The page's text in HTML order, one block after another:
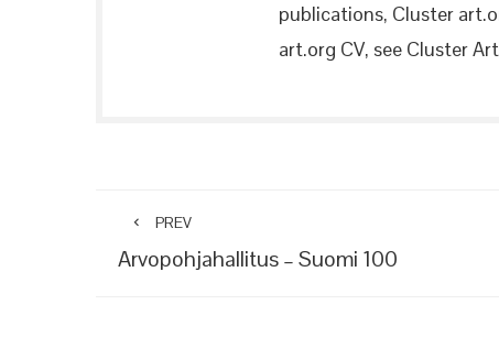
publications, Cluster
art.org CV, see Cluster
PREV
Arvopohjahallitus – Suomi 100